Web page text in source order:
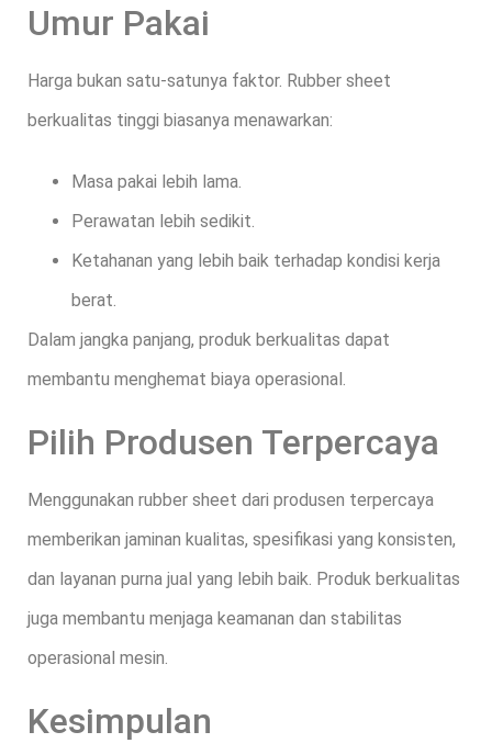
Umur Pakai
Harga bukan satu-satunya faktor. Rubber sheet
berkualitas tinggi biasanya menawarkan:
Masa pakai lebih lama.
Perawatan lebih sedikit.
Ketahanan yang lebih baik terhadap kondisi kerja
berat.
Dalam jangka panjang, produk berkualitas dapat
membantu menghemat biaya operasional.
Pilih Produsen Terpercaya
Menggunakan rubber sheet dari produsen terpercaya
memberikan jaminan kualitas, spesifikasi yang konsisten,
dan layanan purna jual yang lebih baik. Produk berkualitas
juga membantu menjaga keamanan dan stabilitas
operasional mesin.
Kesimpulan